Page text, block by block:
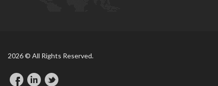
2026 © All Rights Reserved.